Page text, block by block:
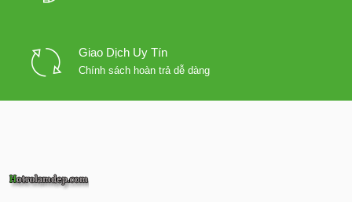
Giao Dịch Uy Tín
Chính sách hoàn trả dễ dàng